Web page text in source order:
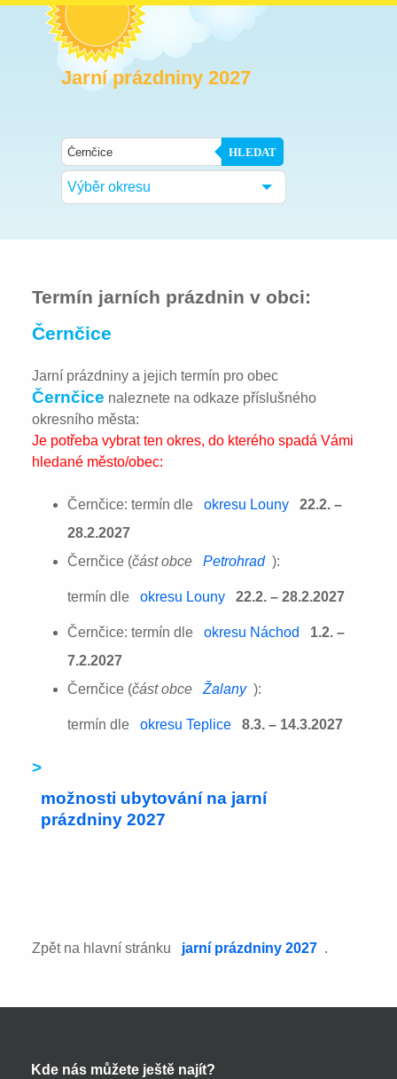
Jarní prázdniny 2027
HLEDAT
Výběr okresu
Termín jarních prázdnin v obci:
Černčice
Jarní prázdniny a jejich termín pro obec
Černčice naleznete na odkaze příslušného
okresního města:
Je potřeba vybrat ten okres, do kterého spadá Vámi
hledané město/obec:
Černčice: termín dle okresu Louny
22.2. –
28.2.2027
Černčice (část obce Petrohrad ):
termín dle okresu Louny 22.2. – 28.2.2027
Černčice: termín dle okresu Náchod
1.2. –
7.2.2027
Černčice (část obce Žalany ):
termín dle okresu Teplice 8.3. – 14.3.2027
>
možnosti ubytování na jarní
prázdniny 2027
Zpět na hlavní stránku jarní prázdniny 2027 .
Kde nás můžete ještě najít?